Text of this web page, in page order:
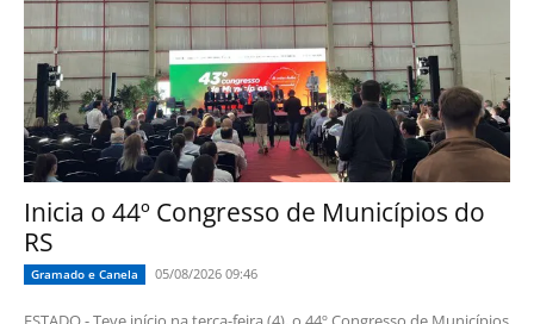
Inicia o 44º Congresso de Municípios do
RS
Gramado e Canela 05/08/2026 09:46